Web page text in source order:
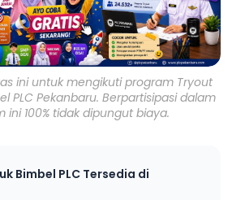
ini untuk mengikuti program Tryout
PLC Pekanbaru. Berpartisipasi dalam
ini 100% tidak dipungut biaya.
Bimbel PLC Tersedia di